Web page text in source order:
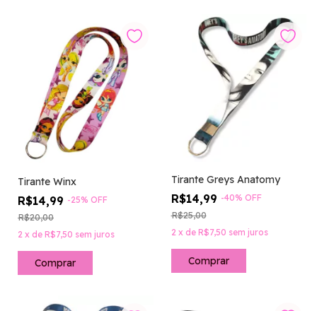
Tirante Winx
R$14,99 -25% OFF
R$20,00
2 x de R$7,50 sem juros
Tirante Greys Anatomy
R$14,99 -40% OFF
R$25,00
2 x de R$7,50 sem juros